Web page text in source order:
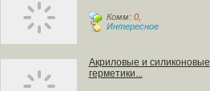
Комм: 0,
Интересное
Акриловые и силиконовые
герметики...